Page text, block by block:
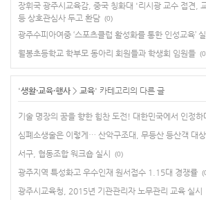
장휘국 광주시교육감, 중국 칭화대 '리시광 교수 접견,
등 상호관심사 두고 환담 (0)
광주수피아여중 ‘스포츠클럽 활성화를 통한 인성교육’
월봉초등학교 학부모 동아리 회원들과 학생회 임원들
'생활·교육·행사> 교육' 카테고리의 다른 글
기술 명장의 꿈을 향한 힘찬 도전! 대한민국에서 인정하
심폐소생술은 이렇게… 산악구조대, 무등산 등산객 대
서구, 협동조합 워크숍 실시 (0)
광주지역 특성화고 우수인재 원서접수 1.15대 경쟁률
광주시교육청, 2015년 기관관리자 노무관리 교육 실시